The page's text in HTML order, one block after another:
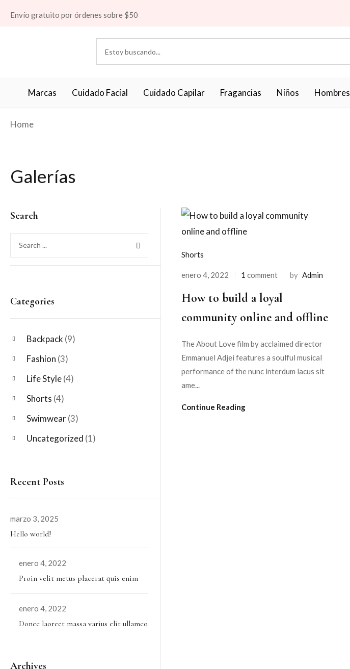
Envío gratuito por órdenes sobre $50
Marcas Cuidado Facial Cuidado Capilar Fragancias Niños Hombres
Home
Galerías
Search
Categories
Backpack (9)
Fashion (3)
Life Style(4)
Shorts (4)
Swimwear(3)
Uncategorized (1)
Recent Posts
marzo 3, 2025
Hello world!
enero 4, 2022
Proin velit metus placerat quis enim
enero 4, 2022
Donec laoreet massa varius elit ullamco
Archives
Shorts
enero 4, 2022 1 comment by Admin
How to build a loyal
community online and offline
The About Love film by acclaimed director
Emmanuel Adjei features a soulful musical
performance of the nunc interdum lacus sit
ame...
Continue Reading